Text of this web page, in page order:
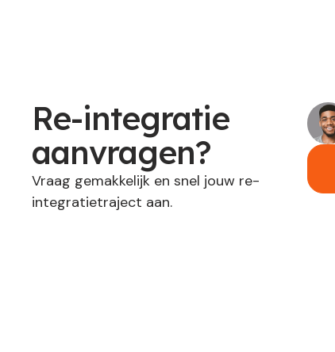
Re-integratie
aanvragen?
Vraag gemakkelijk en snel jouw re-
integratietraject aan.